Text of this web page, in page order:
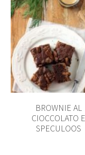
BROWNIE AL
CIOCCOLATO E
SPECULOOS